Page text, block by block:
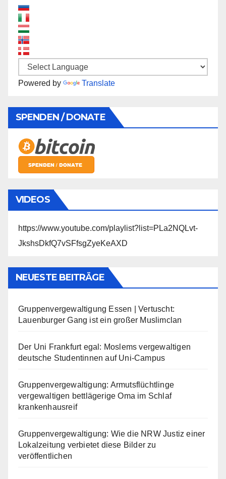
Powered by Translate
SPENDEN / DONATE
VIDEOS
https://www.youtube.com/playlist?list=PLa2NQLvt-
JkshsDkfQ7vSFfsgZyeKeAXD
NEUESTE BEITRÄGE
Gruppenvergewaltigung Essen | Vertuscht:
Lauenburger Gang ist ein großer Muslimclan
Der Uni Frankfurt egal: Moslems vergewaltigen
deutsche Studentinnen auf Uni-Campus
Gruppenvergewaltigung: Armutsflüchtlinge
vergewaltigen bettlägerige Oma im Schlaf
krankenhausreif
Gruppenvergewaltigung: Wie die NRW Justiz einer
Lokalzeitung verbietet diese Bilder zu
veröffentlichen